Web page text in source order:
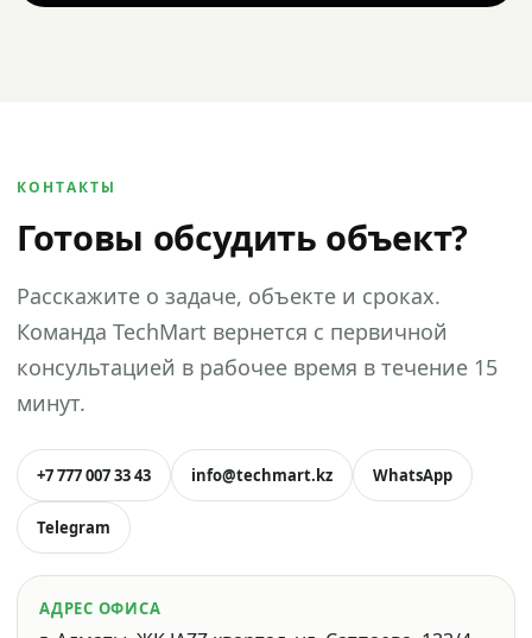
КОНТАКТЫ
Готовы обсудить объект?
Расскажите о задаче, объекте и сроках.
Команда TechMart вернется с первичной
консультацией в рабочее время в течение 15
минут.
+7 777 007 33 43 info@techmart.kz WhatsApp
Telegram
АДРЕС ОФИСА